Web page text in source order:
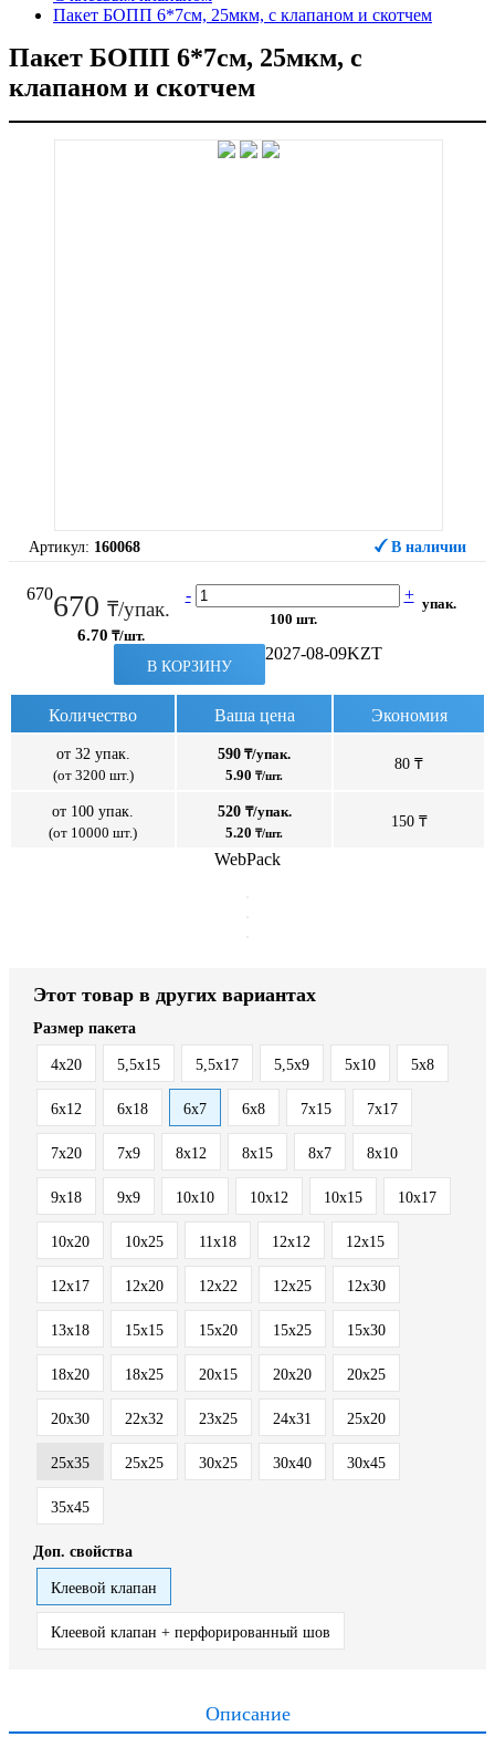
Пакет БОПП 6*7см, 25мкм, с клапаном и скотчем
Пакет БОПП 6*7см, 25мкм, с
клапаном и скотчем
Артикул: 160068 В наличии
670670 ₸/упак.
6.70 ₸/шт.
- +
100 шт.
упак.
В КОРЗИНУ
2027-08-09KZT
Количество Ваша цена Экономия
от 32 упак.
(от 3200 шт.)
590 ₸/упак.
5.90 ₸/шт.
80 ₸
от 100 упак.
(от 10000 шт.)
520 ₸/упак.
5.20 ₸/шт.
150 ₸
WebPack
Этот товар в других вариантах
Размер пакета
4x20 5,5x15 5,5x17 5,5x9 5x10 5x8
6x12 6x18 6x7 6x8 7x15 7x17
7x20 7x9 8x12 8x15 8x7 8х10
9x18 9x9 10x10 10x12 10x15 10x17
10x20 10x25 11x18 12x12 12x15
12x17 12x20 12x22 12x25 12x30
13x18 15x15 15x20 15x25 15x30
18x20 18x25 20x15 20x20 20x25
20x30 22x32 23x25 24x31 25x20
25x35 25х25 30x25 30x40 30x45
35x45
Доп. свойства
Клеевой клапан
Клеевой клапан + перфорированный шов
Описание